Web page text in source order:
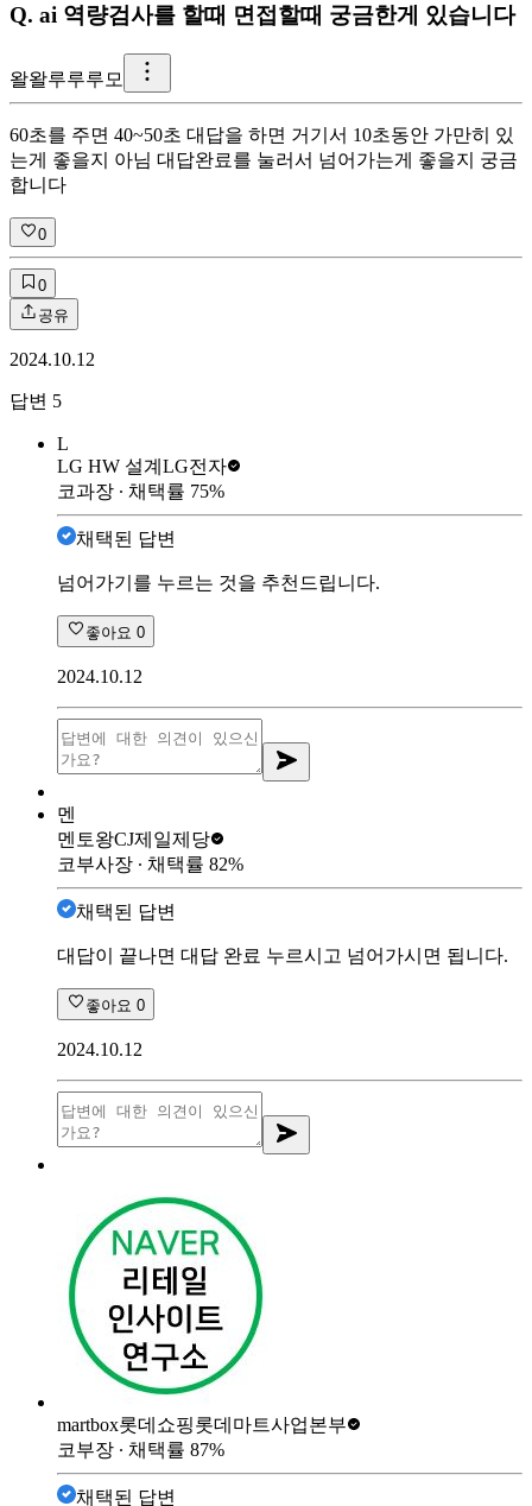
Q. ai 역량검사를 할때 면접할때 궁금한게 있습니다
왈왈루루루모
60초를 주면 40~50초 대답을 하면 거기서 10초동안 가만히 있
는게 좋을지 아님 대답완료를 눌러서 넘어가는게 좋을지 궁금
합니다
0
0
공유
2024.10.12
답변 5
L
LG HW 설계 LG전자
코과장 ∙ 채택률 75%
채택된 답변
넘어가기를 누르는 것을 추천드립니다.
좋아요 0
2024.10.12
멘
멘토왕CJ제일제당
코부사장 ∙ 채택률 82%
채택된 답변
대답이 끝나면 대답 완료 누르시고 넘어가시면 됩니다.
좋아요 0
2024.10.12
martbox롯데쇼핑롯데마트사업본부
코부장 ∙ 채택률 87%
채택된 답변